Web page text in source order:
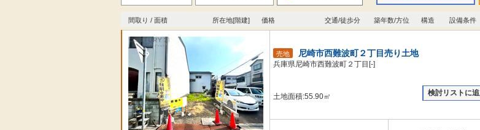
間取り / 面積 所在地[階建] 価格 交通/徒歩分 築年数/方位 構造 設備条件
売地 尼崎市西難波町２丁目売り土地
兵庫県尼崎市西難波町２丁目[-]
土地面積:55.90㎡ 検討リストに